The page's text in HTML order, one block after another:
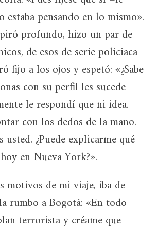
estaba pensando en lo mismo».
profundo, hizo un par de
de esos de serie policiaca
fijo a los ojos y espetó: «¿Sabe
con su perfil les sucede
le respondí que ni idea.
con los dedos de la mano.
usted. ¿Puede explicarme qué
en Nueva York?».
motivos de mi viaje, iba de
rumbo a Bogotá: «En todo
terrorista y créame que